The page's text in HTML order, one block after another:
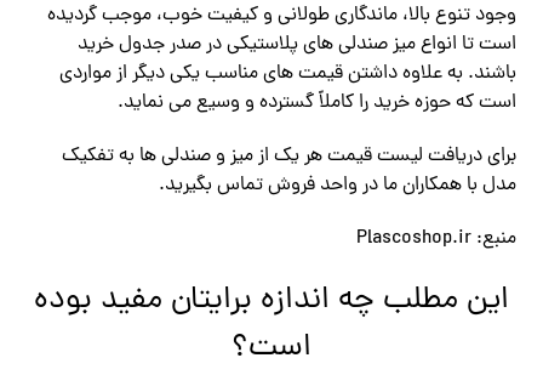
وجود تنوع بالا، ماندگاری طولانی و کیفیت خوب، موجب گردیده
است تا انواع میز صندلی های پلاستیکی در صدر جدول خرید
باشند. به علاوه داشتن قیمت های مناسب یکی دیگر از مواردی
است که حوزه خرید را کاملاً گسترده و وسیع می نماید.
برای دریافت لیست قیمت هر یک از میز و صندلی ها به تفکیک
مدل با همکاران ما در واحد فروش تماس بگیرید.
منبع: Plascoshop.ir
این مطلب چه اندازه برایتان مفید بوده
است؟